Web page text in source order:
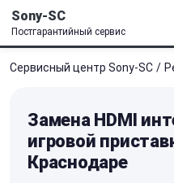
Sony-SC
Постгарантийный сервис
Сервисный центр Sony-SC /
Замена HDMI
игровой
Краснодаре